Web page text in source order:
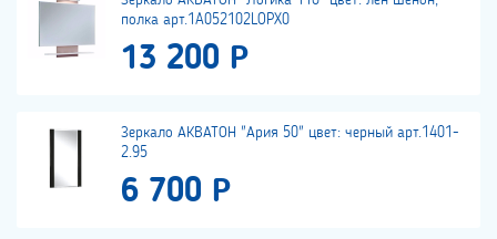
полка арт.1A052102LOPX0
13 200 Р
Зеркало АКВАТОН "Ария 50" цвет: черный арт.1401-
2.95
6 700 Р